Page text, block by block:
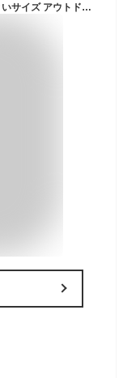
[QIAGE] ダウンコート レディース ロング 冬 大きいサイズ アウトドア 洗える レディース ロングコート おしゃれ ダウンジャケット レディース 軽量 スリム 光沢 防寒 あったか ロングコート キレイめ ママ 母 カラー M プレゼント